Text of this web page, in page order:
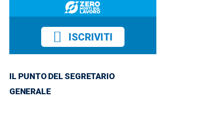
ISCRIVITI
IL PUNTO DEL SEGRETARIO
GENERALE